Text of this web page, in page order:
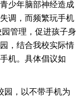
少年脑部神经造成
调，而频繁玩手机
管理，促进孩子身
，结合我校实际情
机。具体倡议如
园，以不带手机为